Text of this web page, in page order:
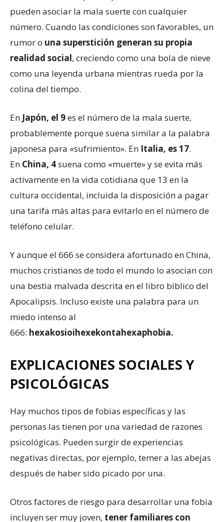
pueden asociar la mala suerte con cualquier
número. Cuando las condiciones son favorables, un
rumor o una superstición generan su propia
realidad social, creciendo como una bola de nieve
como una leyenda urbana mientras rueda por la
colina del tiempo.
En Japón, el 9es el número de la mala suerte,
probablemente porque suena similar a la palabra
japonesa para «sufrimiento». En Italia, es 17.
En China, 4suena como «muerte» y se evita más
activamente en la vida cotidiana que 13 en la
cultura occidental, incluida la disposición a pagar
una tarifa más altas para evitarlo en el número de
teléfono celular.
Y aunque el 666 se considera afortunado en China,
muchos cristianos de todo el mundo lo asocian con
una bestia malvada descrita en el libro bíblico del
Apocalipsis. Incluso existe una palabra para un
miedo intenso al
666: hexakosioihexekontahexaphobia.
EXPLICACIONES SOCIALES Y
PSICOLÓGICAS
Hay muchos tipos de fobias específicas y las
personas las tienen por una variedad de razones
psicológicas. Pueden surgir de experiencias
negativas directas, por ejemplo, temer a las abejas
después de haber sido picado por una.
Otros factores de riesgo para desarrollar una fobia
incluyen ser muy joven, tener familiares con